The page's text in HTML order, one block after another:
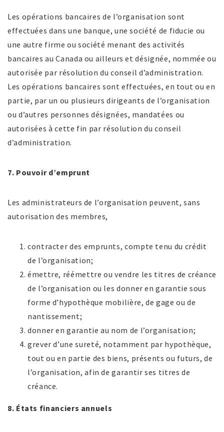
Les opérations bancaires de l’organisation sont
effectuées dans une banque, une société de fiducie ou
une autre firme ou société menant des activités
bancaires au Canada ou ailleurs et désignée, nommée ou
autorisée par résolution du conseil d’administration.
Les opérations bancaires sont effectuées, en tout ou en
partie, par un ou plusieurs dirigeants de l’organisation
ou d’autres personnes désignées, mandatées ou
autorisées à cette fin par résolution du conseil
d’administration.
7. Pouvoir d’emprunt
Les administrateurs de l’organisation peuvent, sans
autorisation des membres,
contracter des emprunts, compte tenu du crédit
de l’organisation;
émettre, réémettre ou vendre les titres de créance
de l’organisation ou les donner en garantie sous
forme d’hypothèque mobilière, de gage ou de
nantissement;
donner en garantie au nom de l’organisation;
grever d’une sureté, notamment par hypothèque,
tout ou en partie des biens, présents ou futurs, de
l’organisation, afin de garantir ses titres de
créance.
8. États financiers annuels